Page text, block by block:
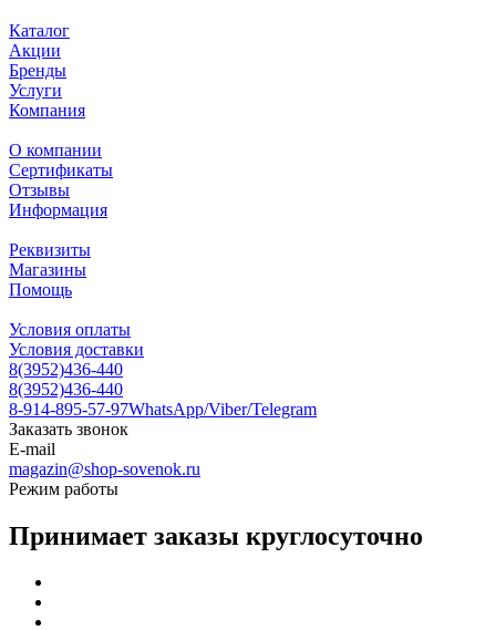
Каталог
Акции
Бренды
Услуги
Компания
О компании
Сертификаты
Отзывы
Информация
Реквизиты
Магазины
Помощь
Условия оплаты
Условия доставки
8(3952)436-440
8(3952)436-440
8-914-895-57-97WhatsApp/Viber/Telegram
Заказать звонок
E-mail
magazin@shop-sovenok.ru
Режим работы
Принимает заказы круглосуточно